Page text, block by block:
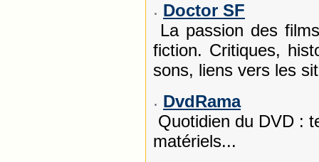
Doctor SF
La passion des
fiction. Critiques,
sons, liens vers les
DvdRama
Quotidien du DVD :
matériels...